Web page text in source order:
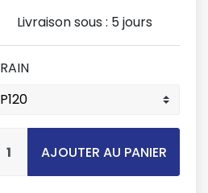
Livraison sous : 5 jours
AJOUTER AU PANIER